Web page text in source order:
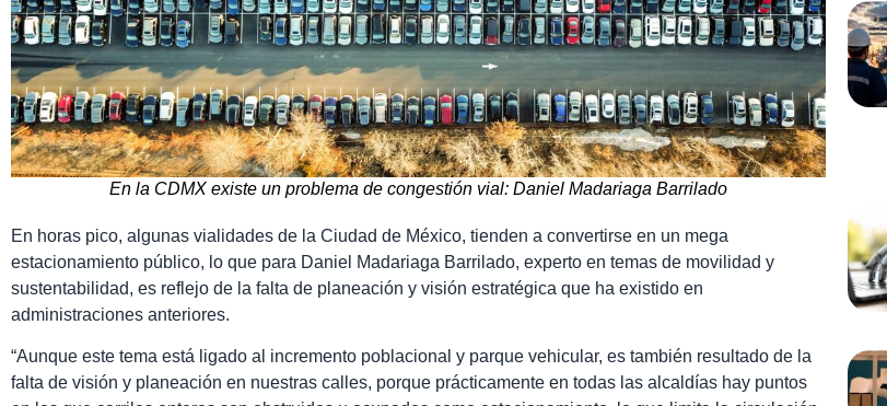
En la CDMX existe un problema de congestión vial: Daniel Madariaga Barrilado
En horas pico, algunas vialidades de la Ciudad de México, tienden a convertirse en un mega
estacionamiento público, lo que para Daniel Madariaga Barrilado, experto en temas de movilidad y
sustentabilidad, es reflejo de la falta de planeación y visión estratégica que ha existido en
administraciones anteriores.
“Aunque este tema está ligado al incremento poblacional y parque vehicular, es también resultado de la
falta de visión y planeación en nuestras calles, porque prácticamente en todas las alcaldías hay puntos